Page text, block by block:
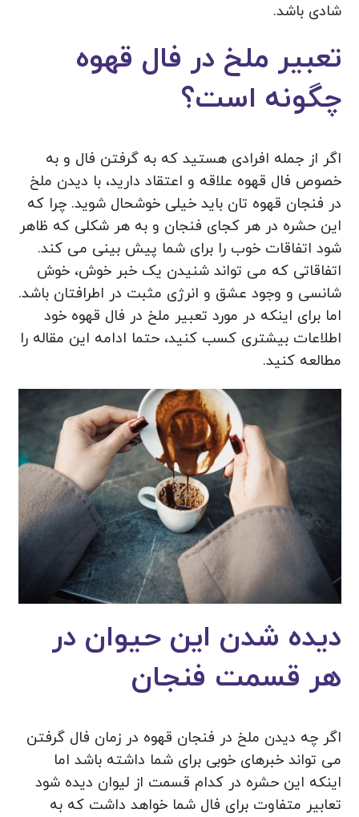
شادی باشد.
تعبیر ملخ در فال قهوه
چگونه است؟
اگر از جمله افرادی هستید که به گرفتن فال و به
خصوص فال قهوه علاقه و اعتقاد دارید، با دیدن ملخ
در فنجان قهوه تان باید خیلی خوشحال شوید. چرا که
این حشره در هر کجای فنجان و به هر شکلی که ظاهر
شود اتفاقات خوب را برای شما پیش بینی می کند.
اتفاقاتی که می تواند شنیدن یک خبر خوش، خوش
شانسی و وجود عشق و انرژی مثبت در اطرافتان باشد.
اما برای اینکه در مورد تعبیر ملخ در فال قهوه خود
اطلاعات بیشتری کسب کنید، حتما ادامه این مقاله را
مطالعه کنید.
دیده شدن این حیوان در
هر قسمت فنجان
اگر چه دیدن ملخ در فنجان قهوه در زمان فال گرفتن
می تواند خبرهای خوبی برای شما داشته باشد اما
اینکه این حشره در کدام قسمت از لیوان دیده شود
تعابیر متفاوت برای فال شما خواهد داشت که به